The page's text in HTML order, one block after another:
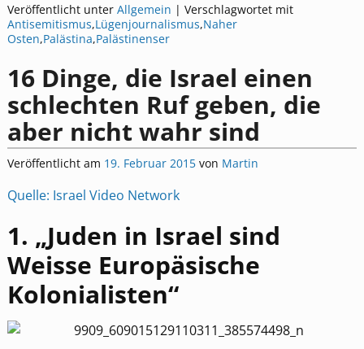
Veröffentlicht unter Allgemein | Verschlagwortet mit
Antisemitismus,Lügenjournalismus,Naher
Osten,Palästina,Palästinenser
16 Dinge, die Israel einen
schlechten Ruf geben, die
aber nicht wahr sind
Veröffentlicht am 19. Februar 2015 von Martin
Quelle: Israel Video Network
1. „Juden in Israel sind
Weisse Europäsische
Kolonialisten“